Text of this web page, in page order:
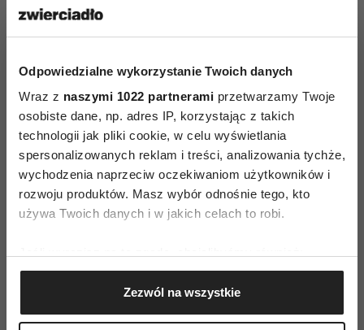
Odpowiedzialne wykorzystanie Twoich danych
Wraz z naszymi 1022 partnerami przetwarzamy Twoje
osobiste dane, np. adres IP, korzystając z takich
technologii jak pliki cookie, w celu wyświetlania
spersonalizowanych reklam i treści, analizowania tychże,
wychodzenia naprzeciw oczekiwaniom użytkowników i
rozwoju produktów. Masz wybór odnośnie tego, kto
używa Twoich danych i w jakich celach to robi.
Gromadzić dane dotyczące Twojej lokalizacji
geograficznej z dokładnością nawet do kilku metrów
Identyfikować Twoje urządzenie, aktywnie
Zezwól na wszystkie
ZAMÓW
E-WYDANIE